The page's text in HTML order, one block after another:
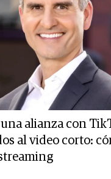
alianza con
al video corto: